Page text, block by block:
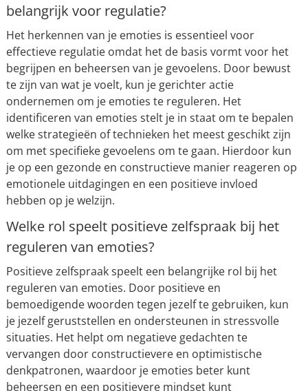
belangrijk voor regulatie?
Het herkennen van je emoties is essentieel voor
effectieve regulatie omdat het de basis vormt voor het
begrijpen en beheersen van je gevoelens. Door bewust
te zijn van wat je voelt, kun je gerichter actie
ondernemen om je emoties te reguleren. Het
identificeren van emoties stelt je in staat om te bepalen
welke strategieën of technieken het meest geschikt zijn
om met specifieke gevoelens om te gaan. Hierdoor kun
je op een gezonde en constructieve manier reageren op
emotionele uitdagingen en een positieve invloed
hebben op je welzijn.
Welke rol speelt positieve zelfspraak bij het
reguleren van emoties?
Positieve zelfspraak speelt een belangrijke rol bij het
reguleren van emoties. Door positieve en
bemoedigende woorden tegen jezelf te gebruiken, kun
je jezelf geruststellen en ondersteunen in stressvolle
situaties. Het helpt om negatieve gedachten te
vervangen door constructievere en optimistische
denkpatronen, waardoor je emoties beter kunt
beheersen en een positievere mindset kunt